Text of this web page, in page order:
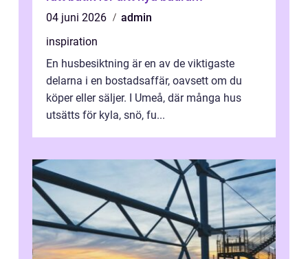
04 juni 2026
admin
inspiration
En husbesiktning är en av de viktigaste
delarna i en bostadsaffär, oavsett om du
köper eller säljer. I Umeå, där många hus
utsätts för kyla, snö, fu...